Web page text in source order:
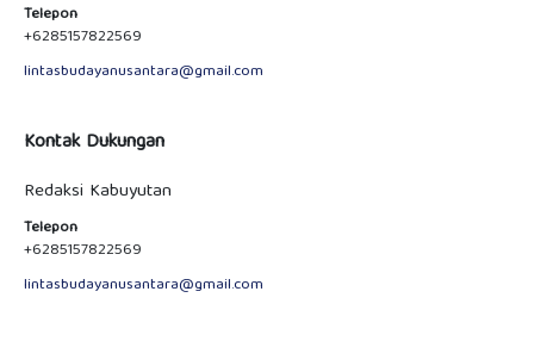
Telepon
+6285157822569
lintasbudayanusantara@gmail.com
Kontak Dukungan
Redaksi Kabuyutan
Telepon
+6285157822569
lintasbudayanusantara@gmail.com